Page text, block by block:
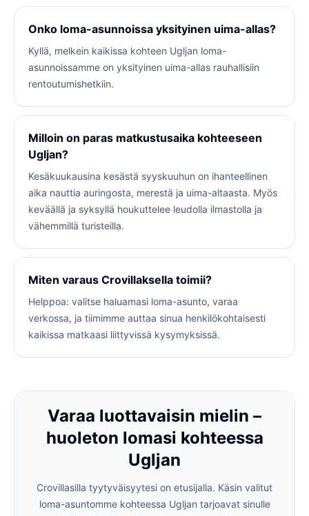
Onko loma-asunnoissa yksityinen uima-allas?
Kyllä, melkein kaikissa kohteen Ugljan loma-
asunnoissamme on yksityinen uima-allas rauhallisiin
rentoutumishetkiin.
Milloin on paras matkustusaika kohteeseen
Ugljan?
Kesäkuukausina kesästä syyskuuhun on ihanteellinen
aika nauttia auringosta, merestä ja uima-altaasta. Myös
keväällä ja syksyllä houkuttelee leudolla ilmastolla ja
vähemmillä turisteilla.
Miten varaus Crovillaksella toimii?
Helppoa: valitse haluamasi loma-asunto, varaa
verkossa, ja tiimimme auttaa sinua henkilökohtaisesti
kaikissa matkaasi liittyvissä kysymyksissä.
Varaa luottavaisin mielin –
huoleton lomasi kohteessa
Ugljan
Crovillasilla tyytyväisyytesi on etusijalla. Käsin valitut
loma-asuntomme kohteessa Ugljan tarjoavat sinulle